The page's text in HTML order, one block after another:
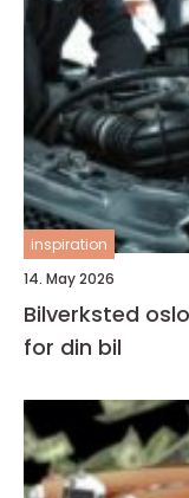
inspiration
14. May 2026
Bilverksted
for din bil